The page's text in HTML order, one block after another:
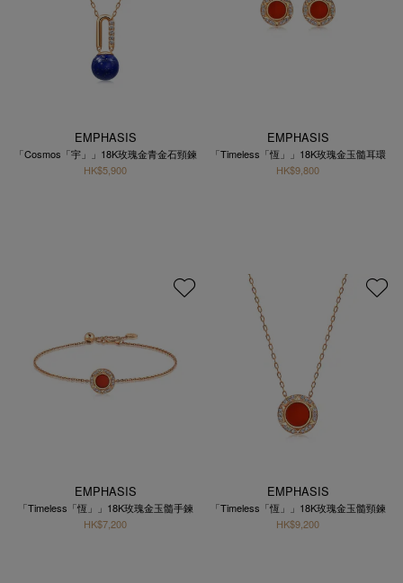
EMPHASIS
「Cosmos「宇」」18K玫瑰金青金石頸鍊
HK$5,900
EMPHASIS
「Timeless「恆」」18K玫瑰金玉髓耳環
HK$9,800
EMPHASIS
「Timeless「恆」」18K玫瑰金玉髓手鍊
HK$7,200
EMPHASIS
「Timeless「恆」」18K玫瑰金玉髓頸鍊
HK$9,200